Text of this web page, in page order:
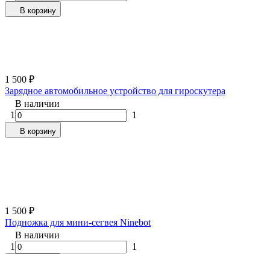
В корзину
1 500 ₽
Зарядное автомобильное устройство для гироскутера
В наличии
1
1
В корзину
1 500 ₽
Подножка для мини-сегвея Ninebot
В наличии
1
1